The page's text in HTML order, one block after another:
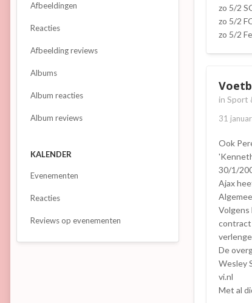
Afbeeldingen
Reacties
Afbeelding reviews
Albums
Album reacties
Album reviews
KALENDER
Evenementen
Reacties
Reviews op evenementen
zo 5/2
zo 5/2
zo 5/2
in Sport
31
Ook
30/1/
Ajax
Volgens
contract
De
Wesley
vi.nl
Met al